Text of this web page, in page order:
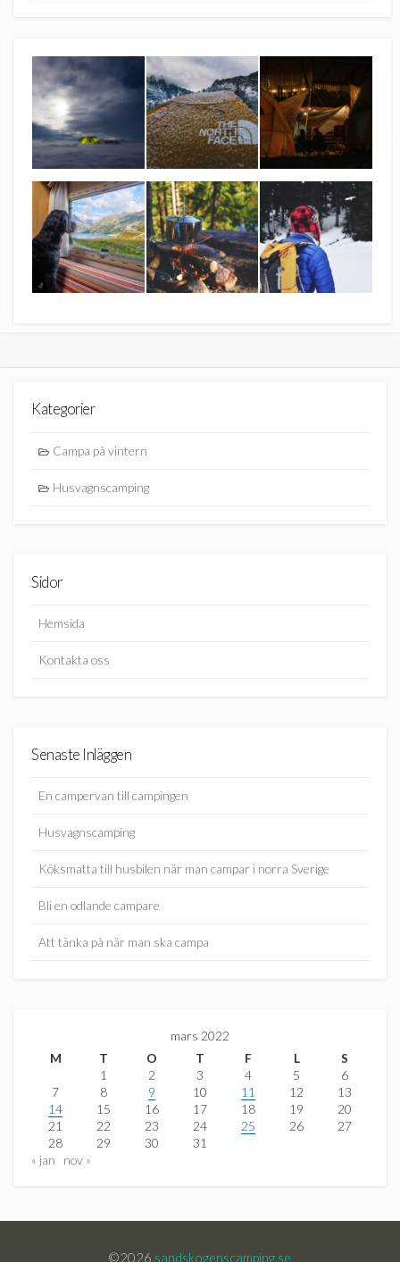
Kategorier
Campa på vintern
Husvagnscamping
Sidor
Hemsida
Kontakta oss
Senaste Inläggen
En campervan till campingen
Husvagnscamping
Köksmatta till husbilen när man campar i norra Sverige
Bli en odlande campare
Att tänka på när man ska campa
mars 2022
M
T O T F L
S
1
2 3 4 5
6
7
8 9 10 11 12
13
14
15 16 17 18 19
20
21
22 23 24 25 26
27
28
29 30
31
« jan
nov »
©2026 sandskogenscamping.se